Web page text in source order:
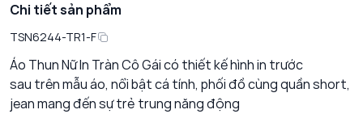
Chi tiết sản phẩm
TSN6244-TR1-F
Áo Thun Nữ In Tràn Cô Gái có thiết kế hình in trước
sau trên mẫu áo, nổi bật cá tính, phối đồ cùng quần short,
jean mang đến sự trẻ trung năng động